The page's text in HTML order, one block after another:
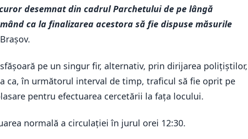
desemnat din cadrul Parchetului de pe lângă
ca la finalizarea acestora să fie dispuse măsurile
pe un singur fir, alternativ, prin dirijarea polițiștilor,
ca, în următorul interval de timp, traficul să fie oprit pe
pentru efectuarea cercetării la fața locului.
normală a circulației în jurul orei 12:30.